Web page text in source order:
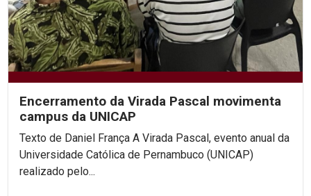
Encerramento da Virada Pascal movimenta
campus da UNICAP
Texto de Daniel França A Virada Pascal, evento anual da
Universidade Católica de Pernambuco (UNICAP)
realizado pelo...